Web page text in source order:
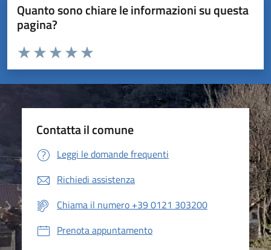
Quanto sono chiare le informazioni su questa
pagina?
Valuta da 1 a 5 stelle la pagina
Valuta 5 stelle su 5
Valuta 4 stelle su 5
Valuta 3 stelle su 5
Valuta 2 stelle su 5
Valuta 1 stelle su 5
Contatta il comune
Leggi le domande frequenti
Richiedi assistenza
Chiama il numero +39 0121 303200
Prenota appuntamento